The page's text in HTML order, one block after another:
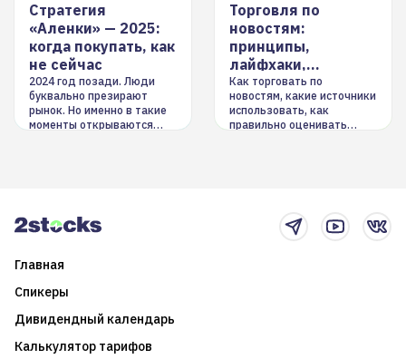
Стратегия
«Аленки» — 2025:
когда покупать, как
не сейчас
2024 год позади. Люди
буквально презирают
рынок. Но именно в такие
моменты открываются
Торговля по
новостям:
принципы,
лайфхаки,
инструменты
Как торговать по
новостям, какие источники
использовать, как
правильно оценивать
Главная
Спикеры
Дивидендный календарь
Калькулятор тарифов